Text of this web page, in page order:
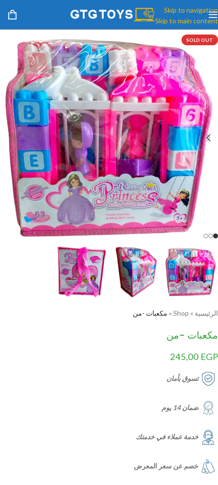
Skip to navigation
Skip to main content
SOLD OUT
الرئيسية »
Shop
» مكعبات -من
مكعبات -من
245,00 EGP
تسوق بأمان
ضمان 14 يوم
خدمة عملاء في خدمتك
خصم عن سعر المعرض